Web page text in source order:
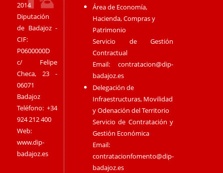
2014
Diputación
de Badajoz -
CIF:
P0600000D
c/ Felipe
Checa, 23 -
06071
Badajoz
Teléfono: +34
924 212 400
Web:
www.dip-
badajoz.es
Área de Economía,
Hacienda, Compras y
Patrimonio
Servicio de Gestión
Contractual
Email:contratacion@dip-
badajoz.es
Delegación de
Infraestructuras, Movilidad
y Odenación del Territorio
Servicio de Contratación y
Gestión Económica
Email:
contratacionfomento@dip-
badajoz.es